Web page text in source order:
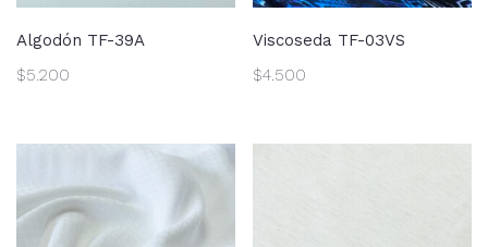
Algodón TF-39A
$5.200
Viscoseda TF-03VS
$4.500